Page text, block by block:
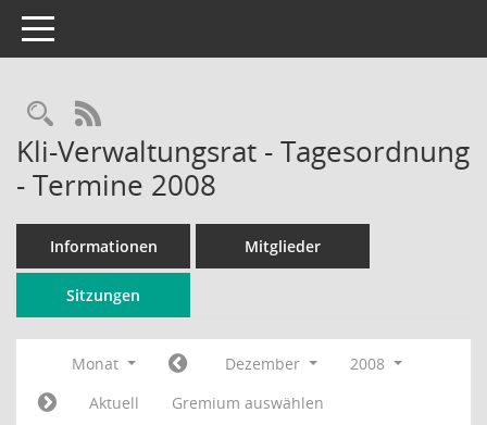
Toggle navigation
Rechercheauswahl
RSS-Feed
Kli-Verwaltungsrat - Tagesordnung
- Termine 2008
Informationen Mitglieder
Sitzungen
Monat Dezember
2008
Aktuell
Gremium auswählen